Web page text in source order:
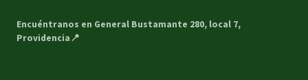
Encuéntranos en General Bustamante 280, local 7,
Providencia📍